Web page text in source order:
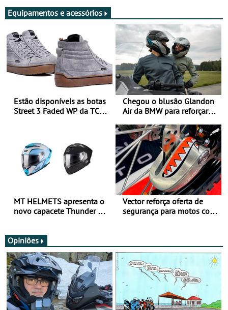
Equipamentos e acessórios
Estão disponíveis as botas
Street 3 Faded WP da TCX
Chegou o blusão Glandon
Air da BMW para reforçar
verão
MT HELMETS apresenta o
novo capacete Thunder 4 R
Vector reforça oferta de
segurança para motos com
Opiniões